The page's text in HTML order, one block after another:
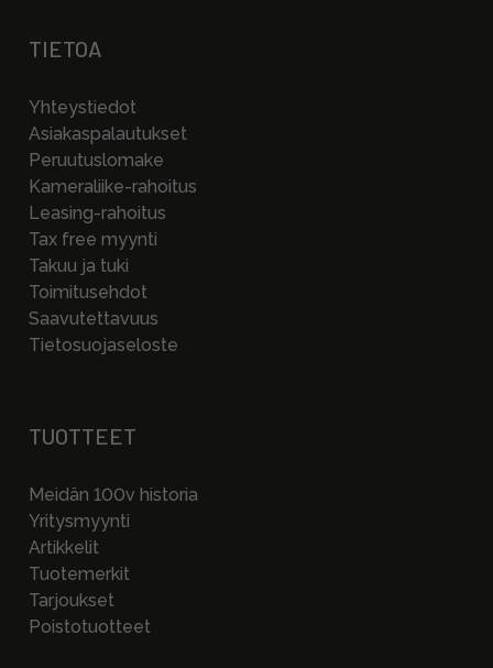
TIETOA
Yhteystiedot
Asiakaspalautukset
Peruutuslomake
Kameraliike-rahoitus
Leasing-rahoitus
Tax free myynti
Takuu ja tuki
Toimitusehdot
Saavutettavuus
Tietosuojaseloste
TUOTTEET
Meidän 100v historia
Yritysmyynti
Artikkelit
Tuotemerkit
Tarjoukset
Poistotuotteet